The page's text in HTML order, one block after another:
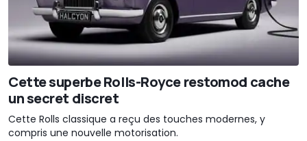
Cette superbe Rolls-Royce restomod cache
un secret discret
Cette Rolls classique a reçu des touches modernes, y
compris une nouvelle motorisation.